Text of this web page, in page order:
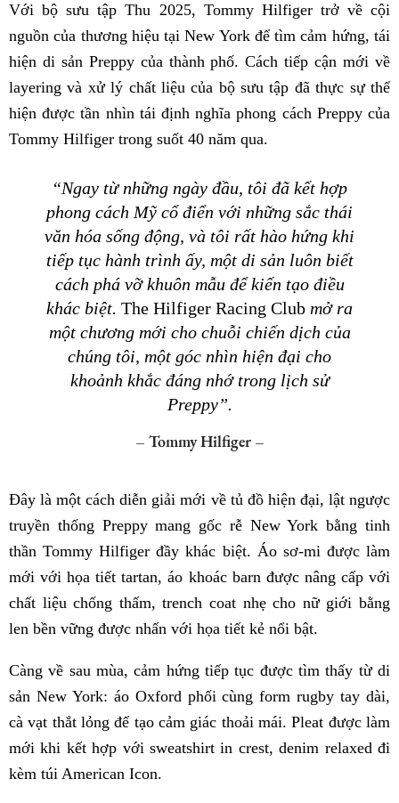
Với bộ sưu tập Thu 2025, Tommy Hilfiger trở về cội
nguồn của thương hiệu tại New York để tìm cảm hứng, tái
hiện di sản Preppy của thành phố. Cách tiếp cận mới về
layering và xử lý chất liệu của bộ sưu tập đã thực sự thể
hiện được tần nhìn tái định nghĩa phong cách Preppy của
Tommy Hilfiger trong suốt 40 năm qua.
“Ngay từ những ngày đầu, tôi đã kết hợp
phong cách Mỹ cổ điển với những sắc thái
văn hóa sống động, và tôi rất hào hứng khi
tiếp tục hành trình ấy, một di sản luôn biết
cách phá vỡ khuôn mẫu để kiến tạo điều
khác biệt. The Hilfiger Racing Club mở ra
một chương mới cho chuỗi chiến dịch của
chúng tôi, một góc nhìn hiện đại cho
khoảnh khắc đáng nhớ trong lịch sử
Preppy”.
– Tommy Hilfiger –
Đây là một cách diễn giải mới về tủ đồ hiện đại, lật ngược
truyền thống Preppy mang gốc rễ New York bằng tinh
thần Tommy Hilfiger đầy khác biệt. Áo sơ-mi được làm
mới với họa tiết tartan, áo khoác barn được nâng cấp với
chất liệu chống thấm, trench coat nhẹ cho nữ giới bằng
len bền vững được nhấn với họa tiết kẻ nổi bật.
Càng về sau mùa, cảm hứng tiếp tục được tìm thấy từ di
sản New York: áo Oxford phối cùng form rugby tay dài,
cà vạt thắt lỏng để tạo cảm giác thoải mái. Pleat được làm
mới khi kết hợp với sweatshirt in crest, denim relaxed đi
kèm túi American Icon.